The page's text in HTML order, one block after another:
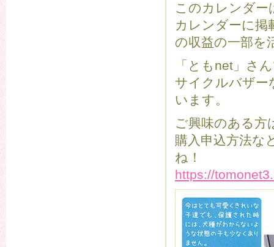
このカレンダー
カレンダーに掲
の収益の一部を
「ともnet」さ
サイクルバザー
います。
ご興味のある方
購入申込方法な
ね！
https://